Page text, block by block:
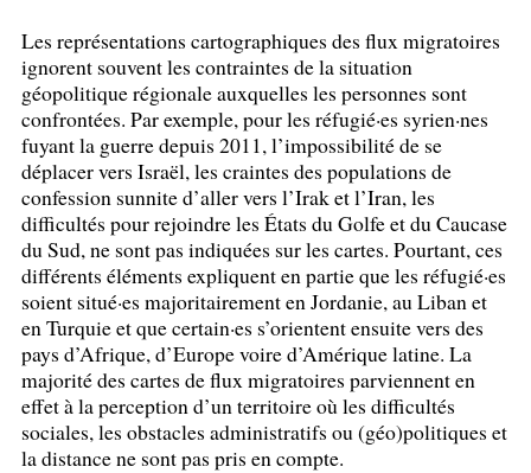
Les représentations cartographiques des flux migratoires
ignorent souvent les contraintes de la situation
géopolitique régionale auxquelles les personnes sont
confrontées. Par exemple, pour les réfugié·es syrien·nes
fuyant la guerre depuis 2011, l’impossibilité de se
déplacer vers Israël, les craintes des populations de
confession sunnite d’aller vers l’Irak et l’Iran, les
difficultés pour rejoindre les États du Golfe et du Caucase
du Sud, ne sont pas indiquées sur les cartes. Pourtant, ces
différents éléments expliquent en partie que les réfugié·es
soient situé·es majoritairement en Jordanie, au Liban et
en Turquie et que certain·es s’orientent ensuite vers des
pays d’Afrique, d’Europe voire d’Amérique latine. La
majorité des cartes de flux migratoires parviennent en
effet à la perception d’un territoire où les difficultés
sociales, les obstacles administratifs ou (géo)politiques et
la distance ne sont pas pris en compte.